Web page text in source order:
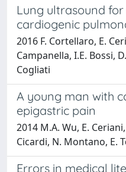
Lung ultrasound
cardiogenic
2016 F. Cortellaro, E.
Campanella, I.E. Bossi,
Cogliati
A young man with
epigastric pain
2014 M.A. Wu, E.
Cicardi, N. Montano, E.
Errors in medical